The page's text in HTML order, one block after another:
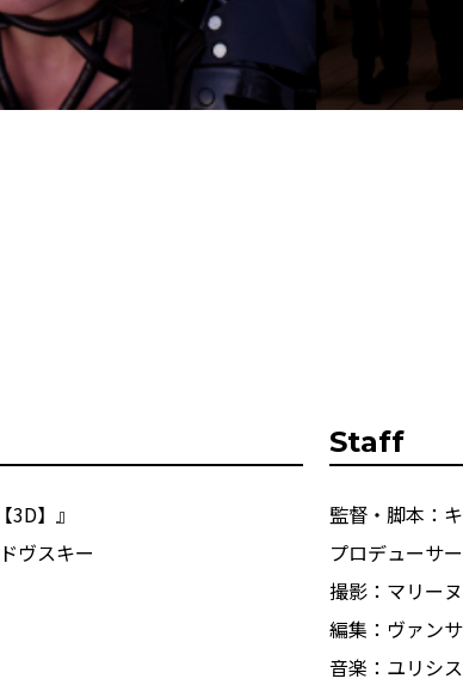
】』
ヴスキー
Staff
監督・脚本：
プロデューサ
撮影：マリー
編集：ヴァン
音楽：ユリシ